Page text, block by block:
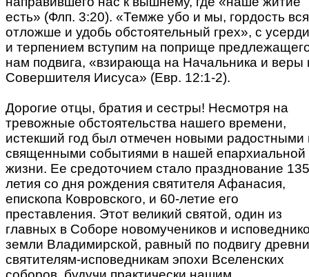
есть» (Флп. 3:20). «Темже убо и мы, гордость
отложше и удобь обстоятельный грех», с
и терпением вступим на поприще
нам подвига, «взирающа на Начальника и веры
Совершителя Иисуса» (Евр. 12:1-2).
Дорогие отцы, братия и сестры! Несмотря на
тревожные обстоятельства нашего времени,
истекший год был отмечен новыми радостными
священными событиями в нашей епархиальной
жизни. Ее средоточием стало празднование
летия со дня рождения святителя Афанасия,
епископа Ковровского, и 60-летие его
преставления. Этот великий святой, один из
главных в Соборе новомучеников и
земли Владимирской, равный по подвигу
святителям-исповедникам эпохи Вселенских